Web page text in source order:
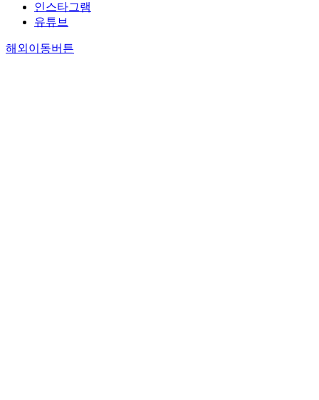
인스타그램
유튜브
해외이동버튼